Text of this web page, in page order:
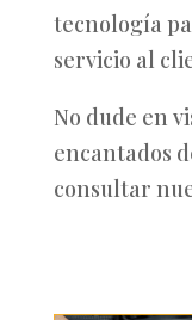
tecnología
servicio al
No dude en
encantados
consultar